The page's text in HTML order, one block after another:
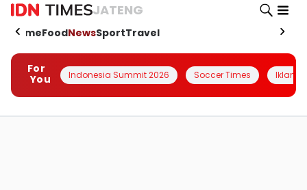
JATENG
HomeFoodNewsSportTravel
For
You
Indonesia Summit 2026 Soccer Times Iklanin